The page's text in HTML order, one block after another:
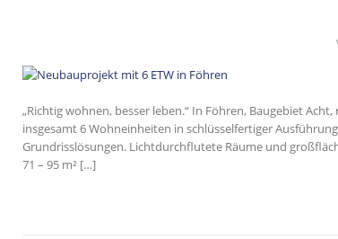
„Richtig wohnen, besser leben.“ In Föhren, Baugebiet
insgesamt 6 Wohneinheiten in schlüsselfertiger
Grundrisslösungen. Lichtdurchflutete Räume und
71 – 95 m² […]